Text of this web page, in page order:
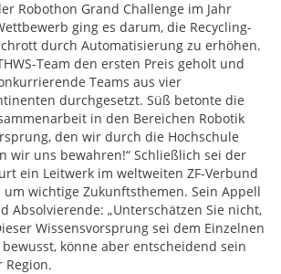
Robothon Grand Challenge im Jahr
ging es darum, die Recycling-
durch Automatisierung zu erhöhen.
Team den ersten Preis geholt und
Teams aus vier
durchgesetzt. Süß betonte die
in den Bereichen Robotik
den wir durch die Hochschule
wir uns bewahren!“ Schließlich sei der
ein Leitwerk im weltweiten ZF-Verbund
wichtige Zukunftsthemen. Sein Appell
Absolvierende: „Unterschätzen Sie nicht,
Wissensvorsprung sei dem Einzelnen
könne aber entscheidend sein